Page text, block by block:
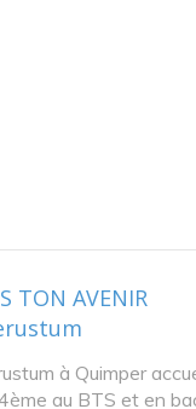
Kerustum, BP 1145 29101